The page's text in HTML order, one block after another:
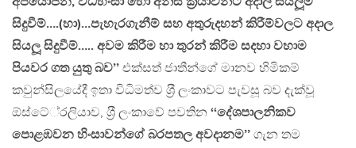
සිදුවීම්….(හා)…පැහැරගැනීම් සහ අතුරුදහන් කිරීම්වලට අදාල
සියලූ සිදුවීම්….. අවම කිරීම හා තුරන් කිරීම සදහා වහාම
පියවර ගත යුතු බව’’ එක්සත් ජාතීන්ගේ මානව හිමිකම්
කවුන්සිලයේදී ඉතා විධිමත්ව ශ‍්‍රී ලංකාවට පැවසූ බව දැක්වූ
ඕස්ටේ‍්‍රලියාව, ශ‍්‍රී ලංකාවේ පවතින ‘‘දේශපාලනිකව
පොළඹවන හිංසාවන්ගේ බරපතල අවදානම’’ ගැන තම